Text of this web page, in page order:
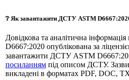
❔ Як завантажити ДСТУ ASTM
Довідкова та аналітична
D6667:2020 опублікована за
завантажити ДСТУ ASTM
посиланням під описом ДСТУ.
викладені в форматах PDF, DOC,